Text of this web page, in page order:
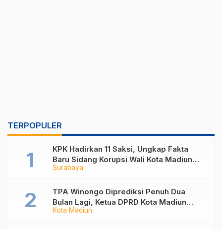
TERPOPULER
Surabaya
KPK Hadirkan 11 Saksi, Ungkap Fakta
Baru Sidang Korupsi Wali Kota Madiun
Nonaktif Maidi
Kota Madiun
TPA Winongo Diprediksi Penuh Dua
Bulan Lagi, Ketua DPRD Kota Madiun
Desak Pemkot Percepat Penanganan